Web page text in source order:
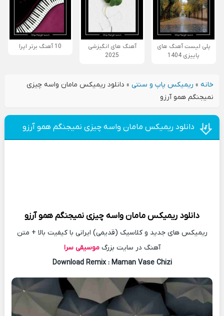
پلی لیست آهنگ های
پاییزی 1404
آهنگ های انگیزشی
2025
10 آهنگ برتر اپرا
خانه» ریمیکس پاپ و سنتی» دانلود ریمیکس مامان واسه چیزی
نمیجنگم همو آرزو
دانلود ریمیکس مامان واسه چیزی نمیجنگم همو آرزو
دانلود ریمیکسمامان واسه چیزی نمیجنگم همو آرزو
ریمیکس های جدید و کلاسیک (قدیمی) ایرانی با کیفیت بالا + متن
آهنگ در سایت بزرگموسیقی سرا
Download Remix : Maman Vase Chizi